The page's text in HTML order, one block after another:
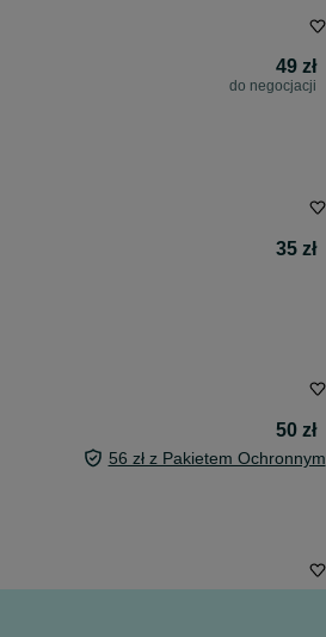
49 zł
do negocjacji
35 zł
50 zł
56 zł z Pakietem Ochronnym